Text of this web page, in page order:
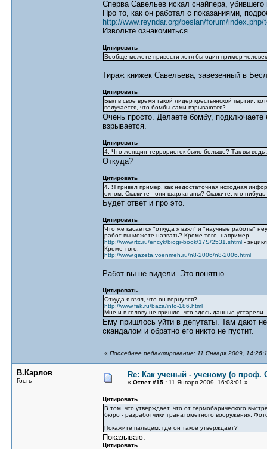
Сперва Савельев искал снайпера,
Про то, как он работал с показаниями,
http://www.reyndar.org/beslan/forum/
Извольте ознакомиться.
Цитировать
Вообще можете привести хотя бы один пример
Тираж книжек Савельева, завезенный в
Цитировать
Был в своё время такой лидер крестьянской партии,
получается, что бомбы сами взрываются?
Очень просто. Делаете бомбу, подключаете
взрывается.
Цитировать
4. Что женщин-террористок было больше? Так вы ведь
Откуда?
Цитировать
4. Я привёл пример, как недостаточная исходная
окном. Скажите - они шарлатаны? Скажите, кто-
Будет ответ и про это.
Цитировать
Что же касается "откуда я взял" и "научные работы"
работ вы можете назвать? Кроме того, например,
http://www.rtc.ru/encyk/biogr-book/17S/2531.shtml -
Кроме того,
http://www.gazeta.voenmeh.ru/n8-2006/n8-2006.html
Работ вы не видели. Это понятно.
Цитировать
Откуда я взял, что он вернулся?
http://www.fak.ru/baza/info-186.html
Мне и в голову не пришло, что здесь данные устарели.
Ему пришлось уйти в депутаты. Там дают
скандалом и обратно его никто не пустит.
« Последнее редактирование: 11 Января 2009,
В.Карлов
Гость
Re: Как ученый - ученому (о проф.
« Ответ #15 : 11 Января 2009, 16:03:01 »
Цитировать
В том, что утверждает, что от термобарического
бюро - разработчики гранатомётного вооружения.
Покажите пальцем, где он такое утверждает?
Показываю.
Цитировать